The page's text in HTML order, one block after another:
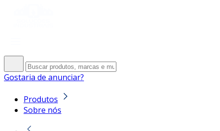
Gostaria de anunciar?
Produtos
Sobre nós